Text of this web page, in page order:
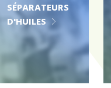
SÉPARATEURS
D'HUILES